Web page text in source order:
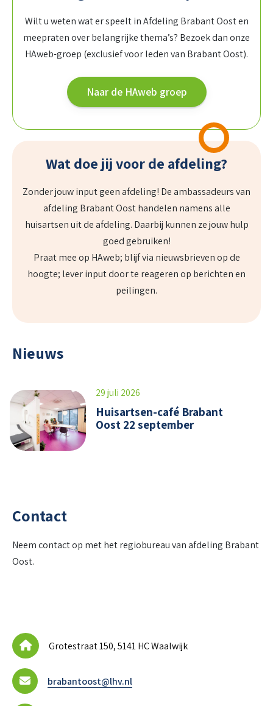
Wilt u weten wat er speelt in Afdeling Brabant Oost en
meepraten over belangrijke thema’s? Bezoek dan onze
HAweb-groep (exclusief voor leden van Brabant Oost).
Naar de HAweb groep
Wat doe jij voor de afdeling?
Zonder jouw input geen afdeling! De ambassadeurs van
afdeling Brabant Oost handelen namens alle
huisartsen uit de afdeling. Daarbij kunnen ze jouw hulp
goed gebruiken!
Praat mee op HAweb; blijf via nieuwsbrieven op de
hoogte; lever input door te reageren op berichten en
peilingen.
Nieuws
29 juli 2026
Huisartsen-café Brabant
Oost 22 september
Contact
Neem contact op met het regiobureau van afdeling Brabant
Oost.
Grotestraat 150, 5141 HC Waalwijk
brabantoost@lhv.nl